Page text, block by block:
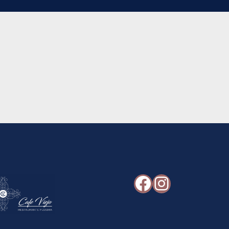
Facebook